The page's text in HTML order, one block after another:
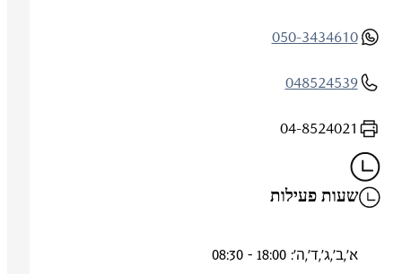
050-3434610
048524539
04-8524021
שעות פעילות
א',ב',ג',ד',ה': 18:00 - 08:30